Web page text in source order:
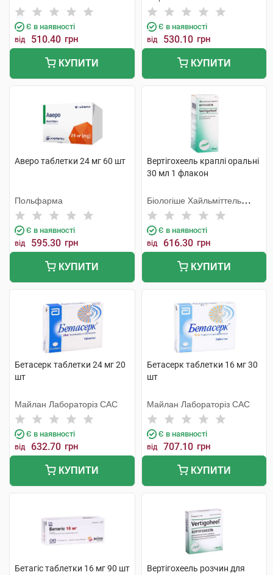
Шорндорф ГмбХ
Є в наявності
від 510.40 грн
КУПИТИ
Є в наявності
від 530.10 грн
КУПИТИ
Аверо таблетки 24 мг 60 шт
Польфарма
Є в наявності
від 595.30 грн
КУПИТИ
Вертігохеель краплі оральні
30 мл 1 флакон
Біологіше Хайльміттель
Хеель
Є в наявності
від 616.30 грн
КУПИТИ
Бетасерк таблетки 24 мг 20
шт
Майлан Лабораторіз САС
Є в наявності
від 632.70 грн
КУПИТИ
Бетасерк таблетки 16 мг 30
шт
Майлан Лабораторіз САС
Є в наявності
від 707.10 грн
КУПИТИ
Бетагіс таблетки 16 мг 90 шт
Вертігохеель розчин для